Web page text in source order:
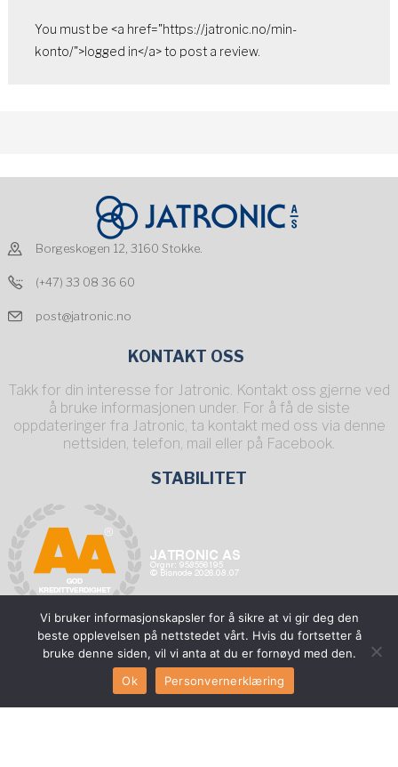
You must be <a href="https://jatronic.no/min-
konto/">logged in</a> to post a review.
Borgeskogen 12, 3160 Stokke.
(+47) 33 08 36 60
post@jatronic.no
KONTAKT OSS
Takk for din interesse for Jatronic. Kontakt oss gjerne ved
å bruke informasjonen under. For å få de siste
oppdateringer fra Jatronic, ta kontakt med oss via denne
nettsiden, telefon, mail eller på Facebook.
STABILITET
DU FINNER OSS PÅ
Fyll utSERVICESKJEMA
Vi bruker informasjonskapsler for å sikre at vi gir deg den
beste opplevelsen på nettstedet vårt. Hvis du fortsetter å
bruke denne siden, vil vi anta at du er fornøyd med den.
Ok
Personvernerklæring